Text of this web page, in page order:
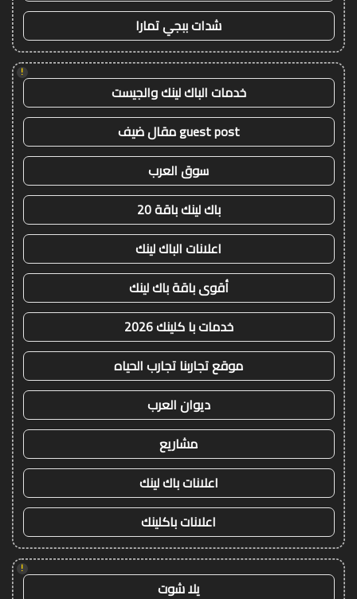
شدات ببجي تمارا
!
خدمات الباك لينك والجيست
guest post مقال ضيف
سوق العرب
باك لينك باقة 20
اعلانات الباك لينك
أقوى باقة باك لينك
خدمات با كلينك 2026
موقع تجاربنا تجارب الحياه
ديوان العرب
مشاريع
اعلانات باك لينك
اعلانات باكلينك
!
يلا شوت